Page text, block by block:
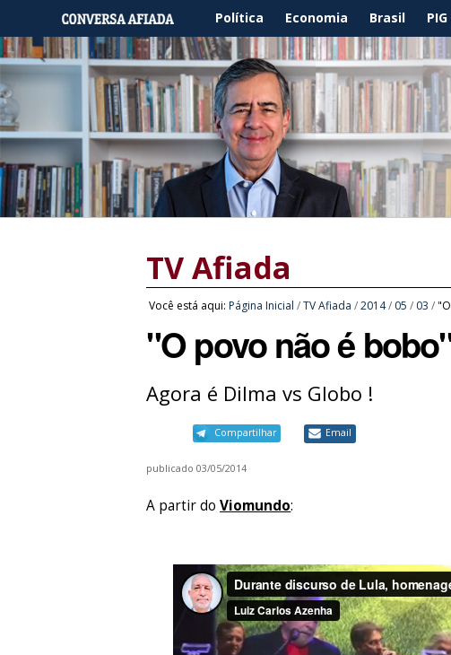
Política Economia Brasil PIG
TV Afiada
Você está aqui: Página Inicial /TV Afiada /2014/ 05 / 03 /
"O povo não é
Agora é Dilma vs Globo !
Compartilhar Email
publicado 03/05/2014
A partir doViomundo: